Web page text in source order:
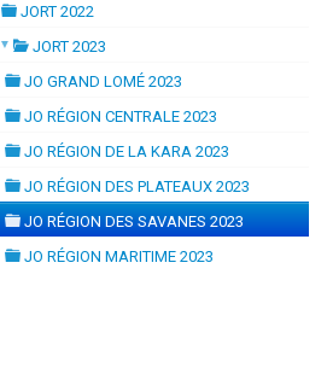
JORT 2022
▼ JORT 2023
JO GRAND LOMÉ 2023
JO RÉGION CENTRALE 2023
JO RÉGION DE LA KARA 2023
folder
JO RÉGION DES PLATEAUX 2023
folder
JO RÉGION DES SAVANES 2023
JO RÉGION MARITIME 2023